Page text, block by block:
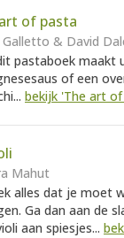
of pasta
Galletto & David
pastaboek maakt
of een
bekijk 'The art
Mahut
alles dat je moet
Ga dan aan de
aan spiesjes...